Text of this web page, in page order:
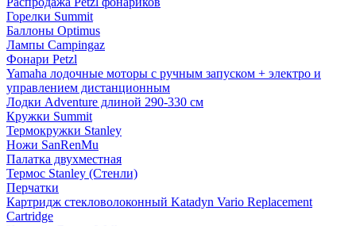
Горелки Summit
Баллоны Optimus
Лампы Campingaz
Фонари Petzl
Yamaha лодочные моторы с ручным запуском + электро и
управлением дистанционным
Лодки Adventure длиной 290-330 см
Кружки Summit
Термокружки Stanley
Ножи SanRenMu
Палатка двухместная
Термос Stanley (Стенли)
Перчатки
Картридж стекловолоконный Katadyn Vario Replacement
Cartridge